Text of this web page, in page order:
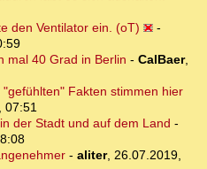
den Ventilator ein. (oT)
-
mal 40 Grad in Berlin - CalBaer,
Fakten stimmen hier
07:51
der Stadt und auf dem Land -
- aliter, 26.07.2019,